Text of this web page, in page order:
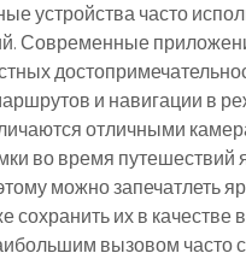
устройства часто
Современные
и навигации в
отличными
во время путешествий
можно запечатлеть
сохранить их в качестве
вызовом часто